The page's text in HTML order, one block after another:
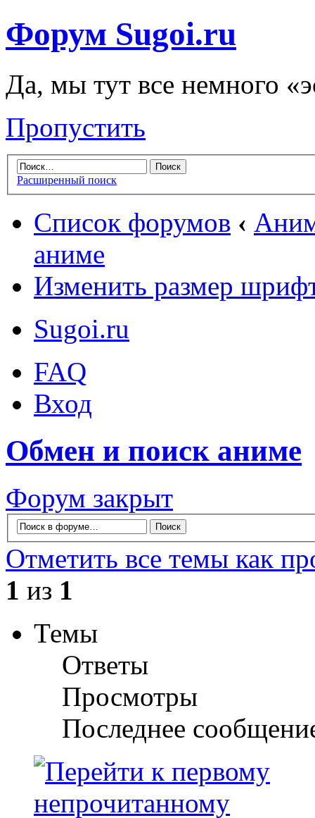
Форум Sugoi.ru
Да, мы тут все немного
Пропустить
Расширенный поиск
Список форумов ‹
аниме
Изменить размер
Sugoi.ru
FAQ
Вход
Обмен и поиск аниме
Форум закрыт
Отметить все темы как
1 из 1
Темы
Ответы
Просмотры
Последнее